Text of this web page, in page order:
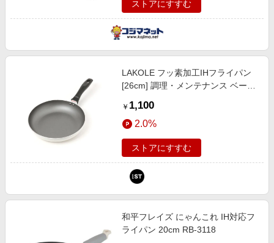
ストアにすすむ
LAKOLE フッ素加工IHフライパン
[26cm] 調理・メンテナンス ベージ
ンドエスティ（旧ドットエスティ）
￥ 1,100
2.0%
ストアにすすむ
和平フレイズ にゃんこれ IH対応フ
ライパン 20cm RB-3118